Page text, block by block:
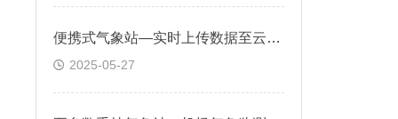
便携式气象站—实时上传数据至云端或移动设备，方便远程监控和管理
2025-05-27